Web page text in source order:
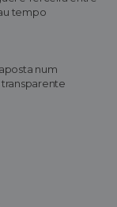
tempo
num